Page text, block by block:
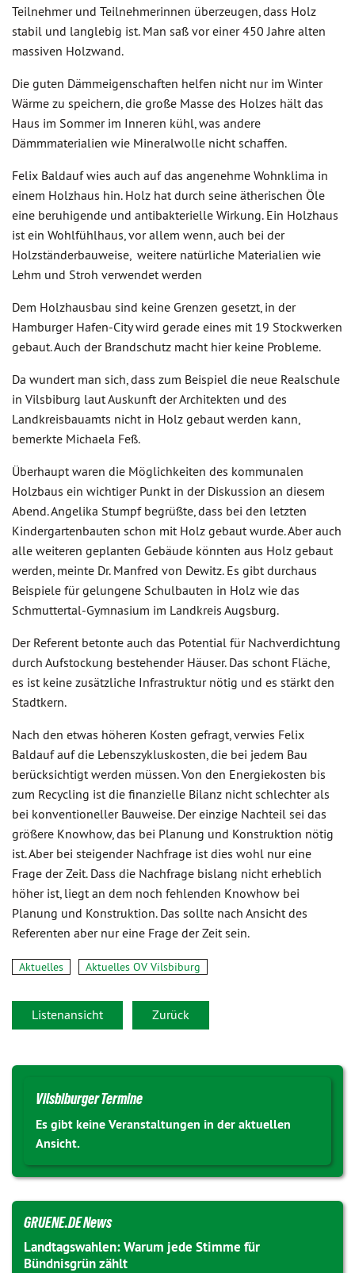
Teilnehmer und Teilnehmerinnen überzeugen, dass Holz
stabil und langlebig ist. Man saß vor einer 450 Jahre alten
massiven Holzwand.
Die guten Dämmeigenschaften helfen nicht nur im Winter
Wärme zu speichern, die große Masse des Holzes hält das
Haus im Sommer im Inneren kühl, was andere
Dämmmaterialien wie Mineralwolle nicht schaffen.
Felix Baldauf wies auch auf das angenehme Wohnklima in
einem Holzhaus hin. Holz hat durch seine ätherischen Öle
eine beruhigende und antibakterielle Wirkung. Ein Holzhaus
ist ein Wohlfühlhaus, vor allem wenn, auch bei der
Holzständerbauweise, weitere natürliche Materialien wie
Lehm und Stroh verwendet werden
Dem Holzhausbau sind keine Grenzen gesetzt, in der
Hamburger Hafen-City wird gerade eines mit 19 Stockwerken
gebaut. Auch der Brandschutz macht hier keine Probleme.
Da wundert man sich, dass zum Beispiel die neue Realschule
in Vilsbiburg laut Auskunft der Architekten und des
Landkreisbauamts nicht in Holz gebaut werden kann,
bemerkte Michaela Feß.
Überhaupt waren die Möglichkeiten des kommunalen
Holzbaus ein wichtiger Punkt in der Diskussion an diesem
Abend. Angelika Stumpf begrüßte, dass bei den letzten
Kindergartenbauten schon mit Holz gebaut wurde. Aber auch
alle weiteren geplanten Gebäude könnten aus Holz gebaut
werden, meinte Dr. Manfred von Dewitz. Es gibt durchaus
Beispiele für gelungene Schulbauten in Holz wie das
Schmuttertal-Gymnasium im Landkreis Augsburg.
Der Referent betonte auch das Potential für Nachverdichtung
durch Aufstockung bestehender Häuser. Das schont Fläche,
es ist keine zusätzliche Infrastruktur nötig und es stärkt den
Stadtkern.
Nach den etwas höheren Kosten gefragt, verwies Felix
Baldauf auf die Lebenszykluskosten, die bei jedem Bau
berücksichtigt werden müssen. Von den Energiekosten bis
zum Recycling ist die finanzielle Bilanz nicht schlechter als
bei konventioneller Bauweise. Der einzige Nachteil sei das
größere Knowhow, das bei Planung und Konstruktion nötig
ist. Aber bei steigender Nachfrage ist dies wohl nur eine
Frage der Zeit. Dass die Nachfrage bislang nicht erheblich
höher ist, liegt an dem noch fehlenden Knowhow bei
Planung und Konstruktion. Das sollte nach Ansicht des
Referenten aber nur eine Frage der Zeit sein.
Aktuelles Aktuelles OV Vilsbiburg
Listenansicht Zurück
Vilsbiburger Termine
Es gibt keine Veranstaltungen in der aktuellen
Ansicht.
GRUENE.DE News
Landtagswahlen: Warum jede Stimme für
Bündnisgrün zählt